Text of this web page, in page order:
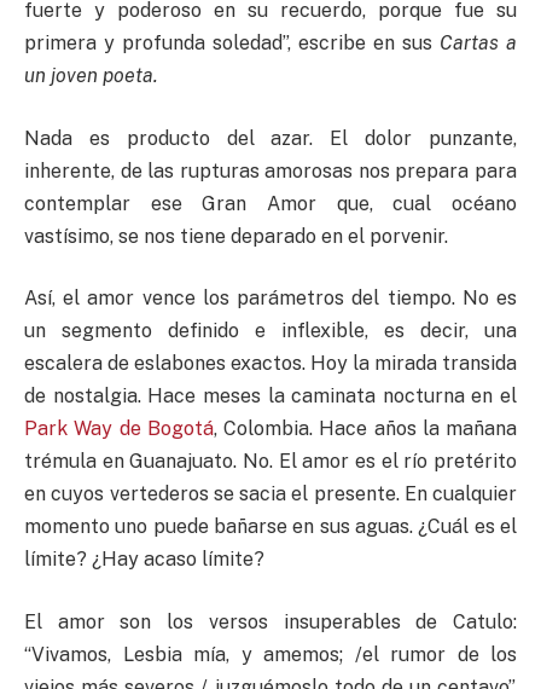
fuerte y poderoso en su recuerdo, porque fue su
primera y profunda soledad”, escribe en sus Cartas a
un joven poeta.
Nada es producto del azar. El dolor punzante,
inherente, de las rupturas amorosas nos prepara para
contemplar ese Gran Amor que, cual océano
vastísimo, se nos tiene deparado en el porvenir.
Así, el amor vence los parámetros del tiempo. No es
un segmento definido e inflexible, es decir, una
escalera de eslabones exactos. Hoy la mirada transida
de nostalgia. Hace meses la caminata nocturna en el
Park Way de Bogotá, Colombia. Hace años la mañana
trémula en Guanajuato. No. El amor es el río pretérito
en cuyos vertederos se sacia el presente. En cualquier
momento uno puede bañarse en sus aguas. ¿Cuál es el
límite? ¿Hay acaso límite?
El amor son los versos insuperables de Catulo:
“Vivamos, Lesbia mía, y amemos; /el rumor de los